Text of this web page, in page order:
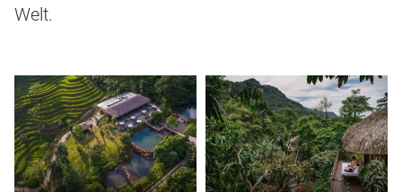
Welt.